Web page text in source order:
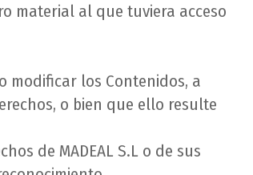
material al que tuviera acceso
modificar los Contenidos, a
o bien que ello resulte
de MADEAL S.L o de sus